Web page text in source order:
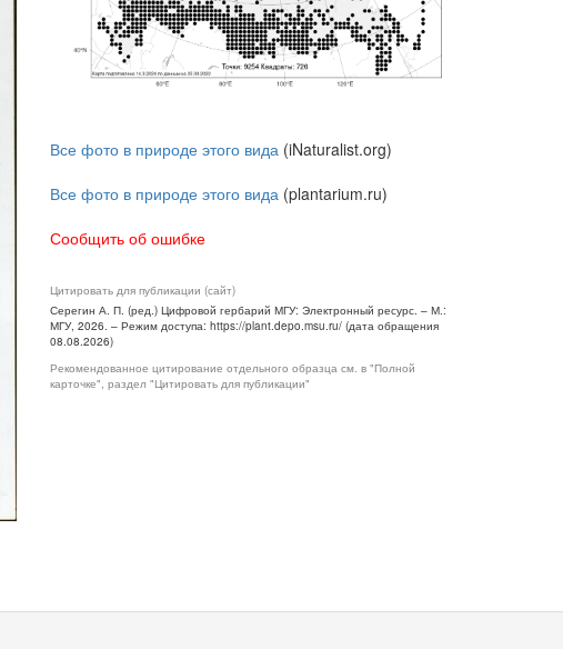
Все фото в природе этого вида (iNaturalist.org)
Все фото в природе этого вида (plantarium.ru)
Сообщить об ошибке
Цитировать для публикации (сайт)
Серегин А. П. (ред.) Цифровой гербарий МГУ: Электронный ресурс. – М.:
МГУ, 2026. – Режим доступа: https://plant.depo.msu.ru/ (дата обращения
08.08.2026)
Рекомендованное цитирование отдельного образца см. в "Полной
карточке", раздел "Цитировать для публикации"